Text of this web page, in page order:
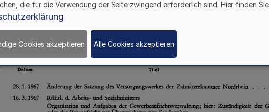
die für die Verwendung der Seite zwingend erforderlich sind. Hier finden Sie
Cookies akzeptieren Alle Cookies akzeptieren